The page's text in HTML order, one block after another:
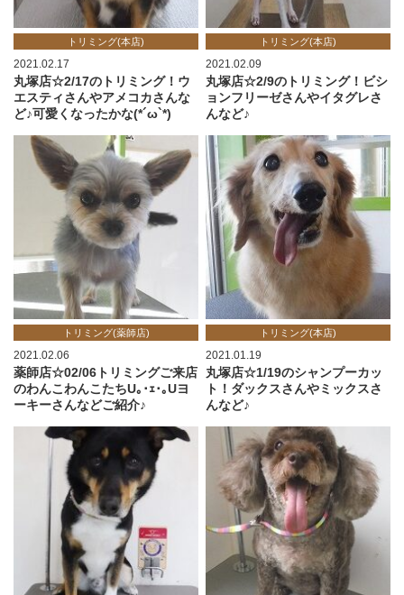
トリミング(本店)
2021.02.17
丸塚店☆2/17のトリミング！ウ
エスティさんやアメコカさんな
ど♪可愛くなったかな(*´ω`*)
トリミング(本店)
2021.02.09
丸塚店☆2/9のトリミング！ビシ
ョンフリーゼさんやイタグレさ
んなど♪
トリミング(薬師店)
2021.02.06
薬師店☆02/06トリミングご来店
のわんこわんこたちU｡･ｪ･｡Uヨ
ーキーさんなどご紹介♪
トリミング(本店)
2021.01.19
丸塚店☆1/19のシャンプーカッ
ト！ダックスさんやミックスさ
んなど♪